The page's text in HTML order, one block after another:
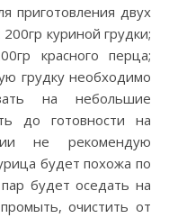
приготовления двух
куриной грудки;
красного перца;
грудку необходимо
на небольшие
до готовности на
не рекомендую
будет похожа по
будет оседать на
очистить от